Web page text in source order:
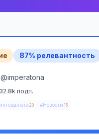
87% релевантность
@imperatona
32.8k подп.
20 #Новости 15